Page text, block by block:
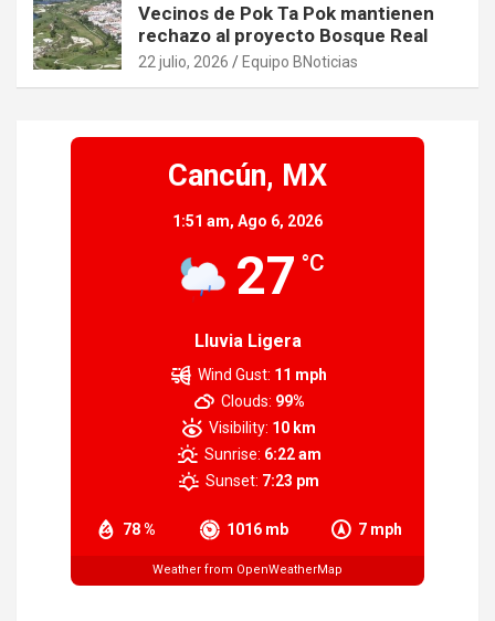
Vecinos de Pok Ta Pok mantienen
rechazo al proyecto Bosque Real
22 julio, 2026 Equipo BNoticias
Cancún, MX
1:51 am, Ago 6, 2026
27 °C
Lluvia Ligera
78 % 1016 mb 7 mph
Wind Gust: 11 mph
Clouds: 99%
Visibility: 10 km
Sunrise: 6:22 am
Sunset: 7:23 pm
Weather from OpenWeatherMap